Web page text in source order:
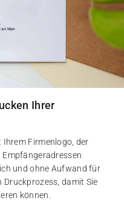
Ihrer
Ihrem Firmenlogo, der
und ohne Aufwand für
Druckprozess, damit Sie
können.